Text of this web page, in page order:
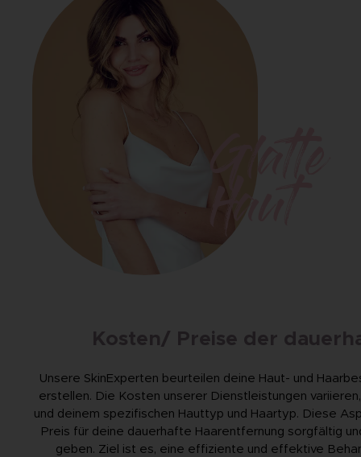
Glatte
Haut
Kosten/ Preise der
Unsere SkinExperten beurteilen deine Haut- und
erstellen. Die Kosten unserer Dienstleistungen
und deinem spezifischen Hauttyp und Haartyp. Diese
Preis für deine dauerhafte Haarentfernung sorgfältig
geben. Ziel ist es, eine effiziente und effektive